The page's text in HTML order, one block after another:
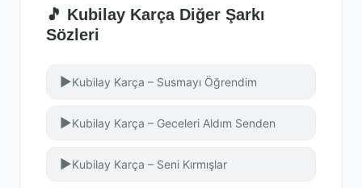
🎵 Kubilay Karça Diğer Şarkı
Sözleri
▶Kubilay Karça – Susmayı Öğrendim
▶Kubilay Karça – Geceleri Aldım Senden
▶Kubilay Karça – Seni Kırmışlar